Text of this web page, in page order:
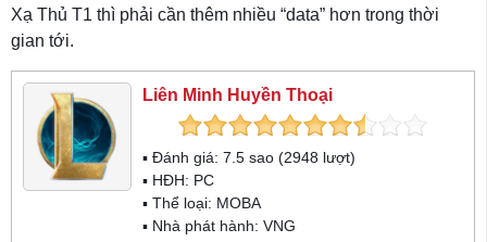
Xạ Thủ T1 thì phải cần thêm nhiều “data” hơn trong thời
gian tới.
Liên Minh Huyền Thoại
▪ Đánh giá: 7.5 sao (2948 lượt)
▪ HĐH: PC
▪ Thể loại: MOBA
▪ Nhà phát hành: VNG